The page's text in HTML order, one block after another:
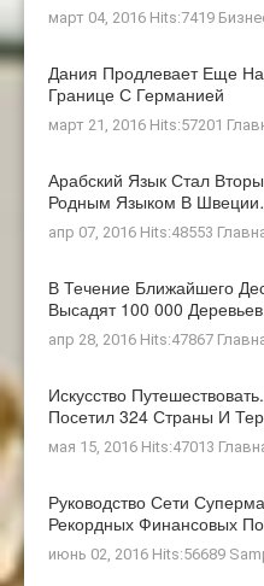
март 04, 2016 Hits:7419
Дания Продлевает Еще
Границе С Германией
март 21, 2016 Hits:57201
Арабский Язык Стал
Родным Языком В
апр 07, 2016 Hits:48553
В Течение Ближайшего
Высадят 100 000 Деревьев
апр 28, 2016 Hits:47867
Искусство
Посетил 324 Страны И
мая 15, 2016 Hits:47013
Руководство Сети
Рекордных Финансовых
июнь 02, 2016 Hits:56689